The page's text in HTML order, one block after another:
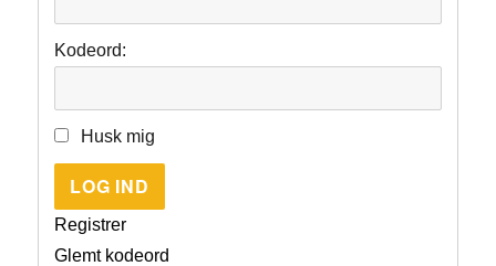
Kodeord:
Husk mig
LOG IND
Registrer
Glemt kodeord